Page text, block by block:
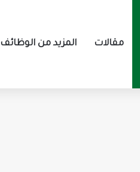
مقالات المزيد من الوظائف